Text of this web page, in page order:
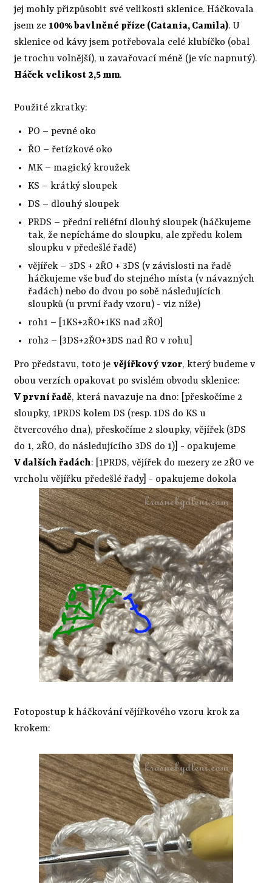
jej mohly přizpůsobit své velikosti sklenice. Háčkovala
jsem ze 100% bavlněné příze (Catania, Camila). U
sklenice od kávy jsem potřebovala celé klubíčko (obal
je trochu volnější), u zavařovací méně (je víc napnutý).
Háček velikost 2,5 mm.
Použité zkratky:
PO – pevné oko
ŘO – řetízkové oko
MK – magický kroužek
KS – krátký sloupek
DS – dlouhý sloupek
PRDS – přední reliéfní dlouhý sloupek (háčkujeme
tak, že nepícháme do sloupku, ale zpředu kolem
sloupku v předešlé řadě)
vějířek – 3DS + 2ŘO + 3DS (v závislosti na řadě
háčkujeme vše buď do stejného místa (v návazných
řadách) nebo do dvou po sobě následujících
sloupků (u první řady vzoru) - viz níže)
roh1 – [1KS+2ŘO+1KS nad 2ŘO]
roh2 – [3DS+2ŘO+3DS nad ŘO v rohu]
Pro představu, toto je vějířkový vzor, který budeme v
obou verzích opakovat po svislém obvodu sklenice:
V první řadě, která navazuje na dno: [přeskočíme 2
sloupky, 1PRDS kolem DS (resp. 1DS do KS u
čtvercového dna), přeskočíme 2 sloupky, vějířek (3DS
do 1, 2ŘO, do následujícího 3DS do 1)] - opakujeme
V dalších řadách: [1PRDS, vějířek do mezery ze 2ŘO ve
vrcholu vějířku předešlé řady] - opakujeme dokola
Fotopostup k háčkování vějířkového vzoru krok za
krokem: